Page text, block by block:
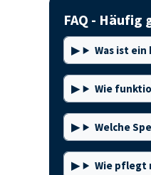
FAQ -
Was ist ein
Wie
Welche
Wie pflegt